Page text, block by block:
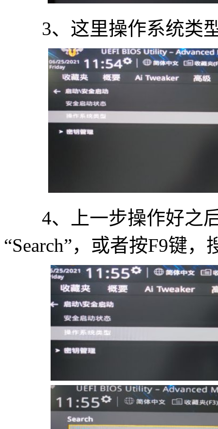
3、这里操作系统类型
4、上一步操作好之后
“Search”，或者按F9键，